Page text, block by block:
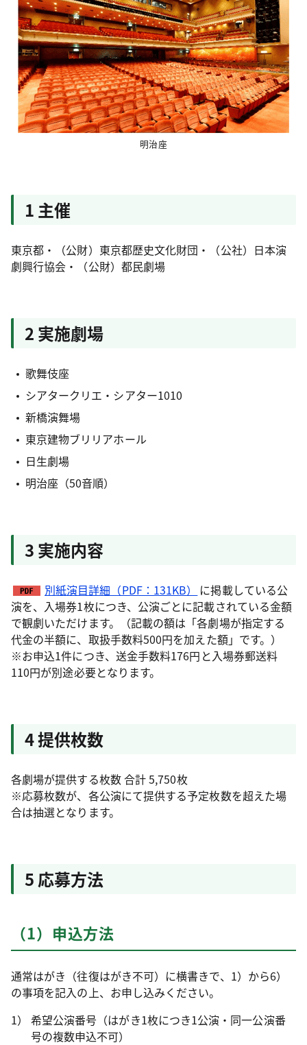
明治座
1 主催
東京都・（公財）東京都歴史文化財団・（公社）日本演
劇興行協会・（公財）都民劇場
2 実施劇場
歌舞伎座
シアタークリエ・シアター1010
新橋演舞場
東京建物ブリリアホール
日生劇場
明治座（50音順）
3 実施内容
別紙演目詳細（PDF：131KB）
に掲載している公
演を、入場券1枚につき、公演ごとに記載されている金額
で観劇いただけます。（記載の額は「各劇場が指定する
代金の半額に、取扱手数料500円を加えた額」です。）
※お申込1件につき、送金手数料176円と入場券郵送料
110円が別途必要となります。
4 提供枚数
各劇場が提供する枚数 合計 5,750枚
※応募枚数が、各公演にて提供する予定枚数を超えた場
合は抽選となります。
5 応募方法
（1）申込方法
通常はがき（往復はがき不可）に横書きで、1）から6）
の事項を記入の上、お申し込みください。
希望公演番号（はがき1枚につき1公演・同一公演番
号の複数申込不可）